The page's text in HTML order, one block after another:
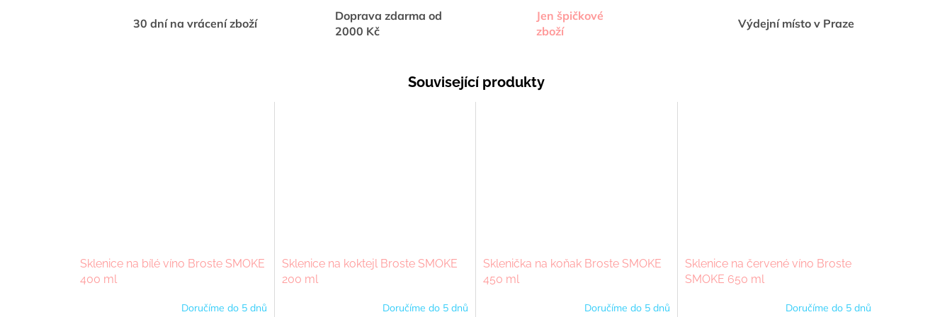
30 dní na vrácení zboží
Doprava zdarma od
2000 Kč
Jen špičkové
zboží
Výdejní místo v Praze
Související produkty
Sklenice na bílé víno Broste SMOKE
400 ml
Doručíme do 5 dnů
Sklenice na koktejl Broste SMOKE
200 ml
Doručíme do 5 dnů
Sklenička na koňak Broste SMOKE
450 ml
Doručíme do 5 dnů
Sklenice na červené víno Broste
SMOKE 650 ml
Doručíme do 5 dnů